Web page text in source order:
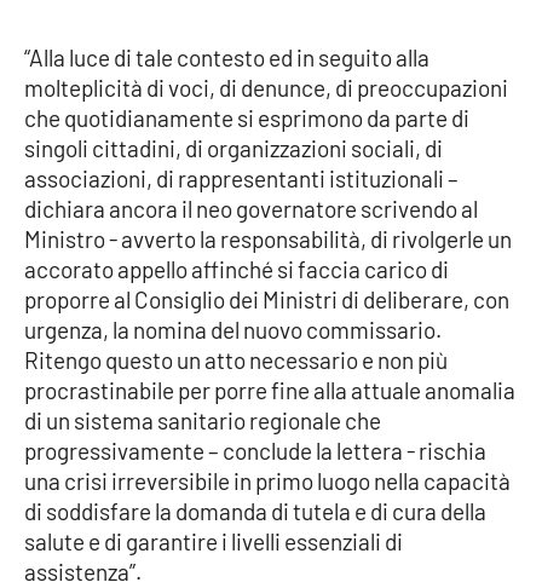
Vibo Valentia
Reggio Calabria
Cosenza
Lamezia Terme
PROGETTI
SPECIALI
Buona Sanità Calabria
LA
CALABRIAVISIONE
Destinazioni
“Alla luce di tale contesto ed in seguito alla
molteplicità di voci, di denunce, di preoccupazioni
che quotidianamente si esprimono da parte di
singoli cittadini, di organizzazioni sociali, di
associazioni, di rappresentanti istituzionali –
dichiara ancora il neo governatore scrivendo al
Ministro - avverto la responsabilità, di rivolgerle un
accorato appello affinché si faccia carico di
proporre al Consiglio dei Ministri di deliberare, con
urgenza, la nomina del nuovo commissario.
Ritengo questo un atto necessario e non più
procrastinabile per porre fine alla attuale anomalia
di un sistema sanitario regionale che
progressivamente – conclude la lettera - rischia
una crisi irreversibile in primo luogo nella capacità
di soddisfare la domanda di tutela e di cura della
salute e di garantire i livelli essenziali di
assistenza”.